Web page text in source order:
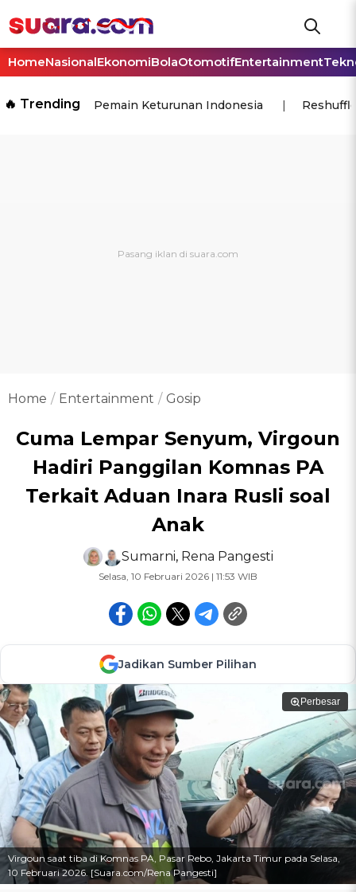
HomeNasionalEkonomiBolaOtomotifEntertainment
🔥 Trending Pemain Keturunan Indonesia
Home Entertainment Gosip
Cuma Lempar Senyum, Virgoun
Hadiri Panggilan Komnas PA
Terkait Aduan Inara Rusli soal
Anak
Sumarni, Rena Pangesti
Selasa, 10 Februari 2026 | 11:53 WIB
Jadikan Sumber Pilihan
Perbesar
Virgoun saat tiba di Komnas PA, Pasar Rebo, Jakarta Timur pada Selasa,
10 Februari 2026. [Suara.com/Rena Pangesti]